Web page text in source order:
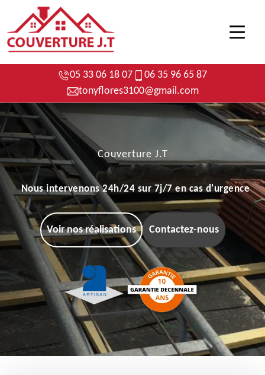
05 33 06 18 07
06 35 96 65 87
tonyflores3100@gmail.com
Couverture J.T
Nous intervenons 24h/24 sur 7j/7 en cas d'urgence
Voir nos réalisations Contactez-nous